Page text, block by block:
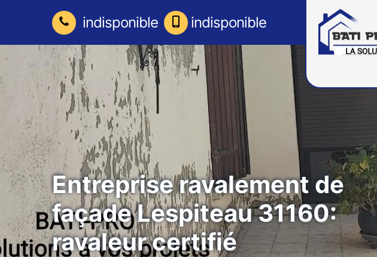
indisponible indisponible
Entreprise ravalement de
façade Lespiteau 31160:
ravaleur certifié